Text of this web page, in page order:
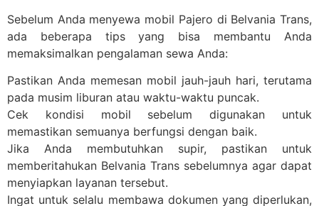
Sebelum Anda menyewa mobil Pajero di Belvania Trans,
ada beberapa tips yang bisa membantu Anda
memaksimalkan pengalaman sewa Anda:
Pastikan Anda memesan mobil jauh-jauh hari, terutama
pada musim liburan atau waktu-waktu puncak.
Cek kondisi mobil sebelum digunakan untuk
memastikan semuanya berfungsi dengan baik.
Jika Anda membutuhkan supir, pastikan untuk
memberitahukan Belvania Trans sebelumnya agar dapat
menyiapkan layanan tersebut.
Ingat untuk selalu membawa dokumen yang diperlukan,